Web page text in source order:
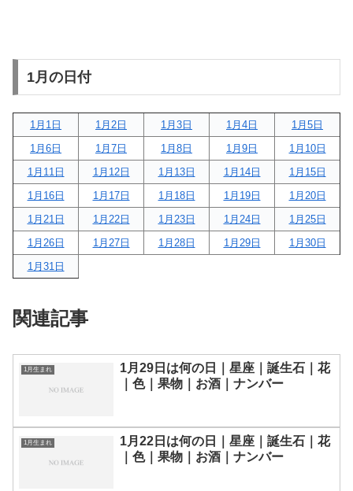
1月の日付
1月1日 1月2日 1月3日 1月4日
1月5日
1月6日
1月7日 1月8日 1月9日
1月10日
1月11日
1月12日 1月13日 1月14日
1月15日
1月16日
1月17日 1月18日 1月19日
1月20日
1月21日
1月22日 1月23日 1月24日
1月25日
1月26日
1月27日 1月28日 1月29日
1月30日
1月31日
関連記事
1月生まれ
1月29日は何の日｜星座｜誕生石｜花
｜色｜果物｜お酒｜ナンバー
1月生まれ
1月22日は何の日｜星座｜誕生石｜花
｜色｜果物｜お酒｜ナンバー